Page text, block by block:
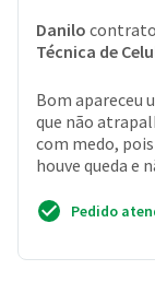
Danilo
Técnica de
Bom apareceu
que não
com medo,
houve queda e
Pedido